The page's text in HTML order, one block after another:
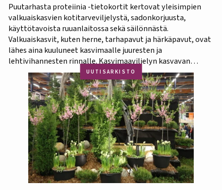
Puutarhasta proteiinia -tietokortit kertovat yleisimpien
valkuaiskasvien kotitarveviljelystä, sadonkorjuusta,
käyttötavoista ruuanlaitossa sekä säilönnästä.
Valkuaiskasvit, kuten herne, tarhapavut ja härkäpavut, ovat
lähes aina kuuluneet kasvimaalle juuresten ja
lehtivihannesten rinnalle. Kasvimaaviljelyn kasvavan
suosion myötä ravitsevien valkuaiskasvien osuutta
viljelykasveina kannattaa korostaa. Puutarhasta proteiinia -
tietokorttisarja on tarkoitettu kotipuutarhureille, jotka
ovat kiinnostuneita lisäämään kasvisproteiinien määrää
lautasellaan. Kotipuutarhassa voi viljellä monia
valkuaiskasveja,…
UUTISARKISTO